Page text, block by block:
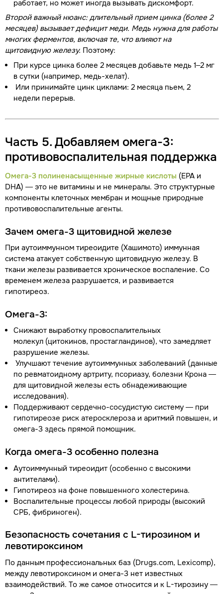
работает, но может иногда вызывать дискомфорт.
Второй важный нюанс: длительный прием цинка (более 2
месяцев) вызывает дефицит меди. Медь нужна для работы
многих ферментов, включая те, что влияют на
щитовидную железу. Поэтому:
При курсе цинка более 2 месяцев добавьте медь 1–2 мг
в сутки (например, медь-хелат).
Или принимайте цинк циклами: 2 месяца пьем, 2
недели перерыв.
Часть 5. Добавляем омега-3:
противовоспалительная поддержка
Омега-3 полиненасыщенные жирные кислоты (EPA и
DHA) — это не витамины и не минералы. Это структурные
компоненты клеточных мембран и мощные природные
противовоспалительные агенты.
Зачем омега-3 щитовидной железе
При аутоиммунном тиреоидите (Хашимото) иммунная
система атакует собственную щитовидную железу. В
ткани железы развивается хроническое воспаление. Со
временем железа разрушается, и развивается
гипотиреоз.
Омега-3:
Снижают выработку провоспалительных
молекул (цитокинов, простагландинов), что замедляет
разрушение железы.
Улучшают течение аутоиммунных заболеваний (данные
по ревматоидному артриту, псориазу, болезни Крона —
для щитовидной железы есть обнадеживающие
исследования).
Поддерживают сердечно-сосудистую систему — при
гипотиреозе риск атеросклероза и аритмий повышен, и
омега-3 здесь прямой помощник.
Когда омега-3 особенно полезна
Аутоиммунный тиреоидит (особенно с высокими
антителами).
Гипотиреоз на фоне повышенного холестерина.
Воспалительные процессы любой природы (высокий
СРБ, фибриноген).
Безопасность сочетания с L-тирозином и
левотироксином
По данным профессиональных баз (Drugs.com, Lexicomp),
между левотироксином и омега-3 нет известных
взаимодействий. То же самое относится и к L-тирозину —